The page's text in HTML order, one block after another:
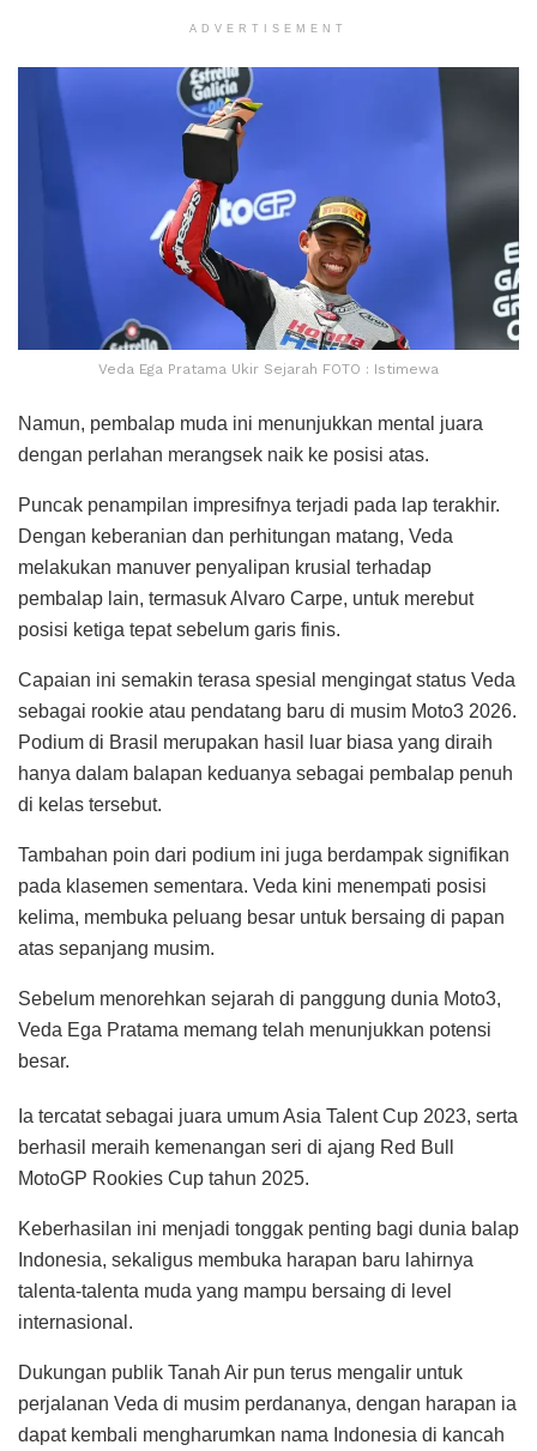
ADVERTISEMENT
Veda Ega Pratama Ukir Sejarah FOTO : Istimewa
Namun, pembalap muda ini menunjukkan mental juara
dengan perlahan merangsek naik ke posisi atas.
Puncak penampilan impresifnya terjadi pada lap terakhir.
Dengan keberanian dan perhitungan matang, Veda
melakukan manuver penyalipan krusial terhadap
pembalap lain, termasuk Alvaro Carpe, untuk merebut
posisi ketiga tepat sebelum garis finis.
Capaian ini semakin terasa spesial mengingat status Veda
sebagai rookie atau pendatang baru di musim Moto3 2026.
Podium di Brasil merupakan hasil luar biasa yang diraih
hanya dalam balapan keduanya sebagai pembalap penuh
di kelas tersebut.
Tambahan poin dari podium ini juga berdampak signifikan
pada klasemen sementara. Veda kini menempati posisi
kelima, membuka peluang besar untuk bersaing di papan
atas sepanjang musim.
Sebelum menorehkan sejarah di panggung dunia Moto3,
Veda Ega Pratama memang telah menunjukkan potensi
besar.
Ia tercatat sebagai juara umum Asia Talent Cup 2023, serta
berhasil meraih kemenangan seri di ajang Red Bull
MotoGP Rookies Cup tahun 2025.
Keberhasilan ini menjadi tonggak penting bagi dunia balap
Indonesia, sekaligus membuka harapan baru lahirnya
talenta-talenta muda yang mampu bersaing di level
internasional.
Dukungan publik Tanah Air pun terus mengalir untuk
perjalanan Veda di musim perdananya, dengan harapan ia
dapat kembali mengharumkan nama Indonesia di kancah